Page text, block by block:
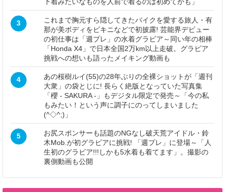
3
これまで胸元すら隠してきたバイクを愛する旅人・有
那が美ボディをビキニなどで初披露! 芸能界デビュー
の初仕事は「週プレ」の水着グラビア～同い年の相棒
「Honda X4」で日本全国2万km以上走破。グラビア
挑戦への想いも語ったメイキング動画も
4
あの桜樹ルイ(55)の28年ぶりの全裸ショットが「週刊
大衆」の袋とじに! 長らく絶版となっていた写真集
「櫻 - SAKURA -」もデジタル限定で発売～「今の私
もみたい！という声に調子にのってしまいました
(^◇^;)」
5
お尻スポンサーも話題のNGなし破天荒アイドル・鈴
木Mob.が初グラビアに挑戦! 「週プレ」に登場～「人
生初のグラビア!!!しかも5水着も着てます」。撮影の
裏側動画も公開